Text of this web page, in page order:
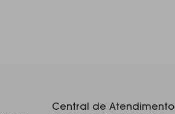
Central de Atendimento